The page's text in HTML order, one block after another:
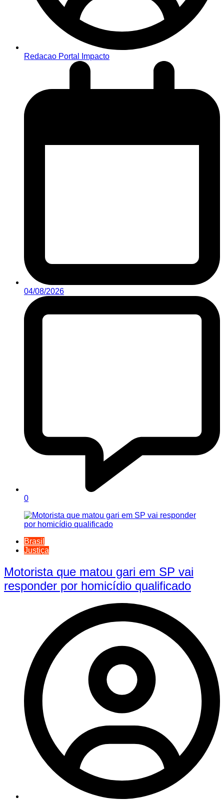
Redacao Portal Impacto
04/08/2026
0
Brasil
Justiça
Motorista que matou gari em SP vai
responder por homicídio qualificado